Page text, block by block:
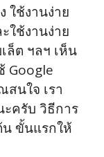
ใช้งานง่าย
ใช้งานง่าย
ล็ต ฯลฯ เห็น
Google
นใจ เรา
ครับ วิธีการ
น ขั้นแรกให้